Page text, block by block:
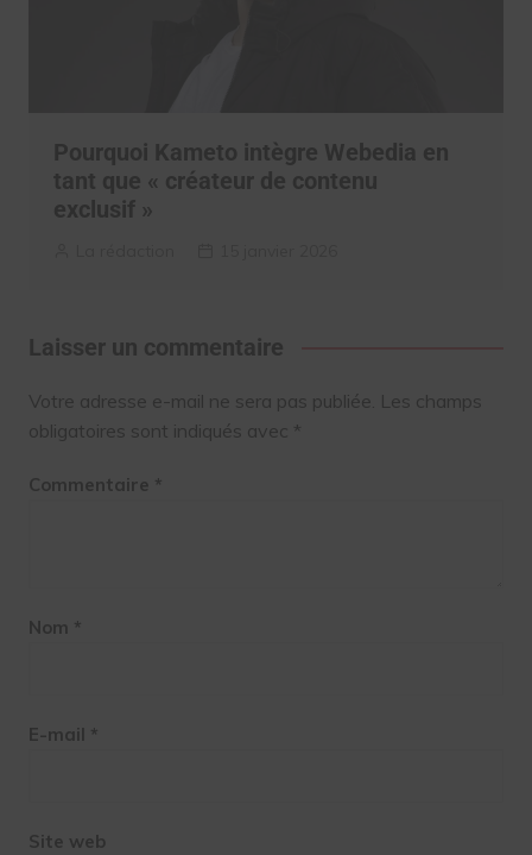
Pourquoi Kameto intègre Webedia en
tant que « créateur de contenu
exclusif »
Laisser un commentaire
Votre adresse e-mail ne sera pas publiée. Les champs
obligatoires sont indiqués avec *
Commentaire *
Nom *
E-mail *
Site web